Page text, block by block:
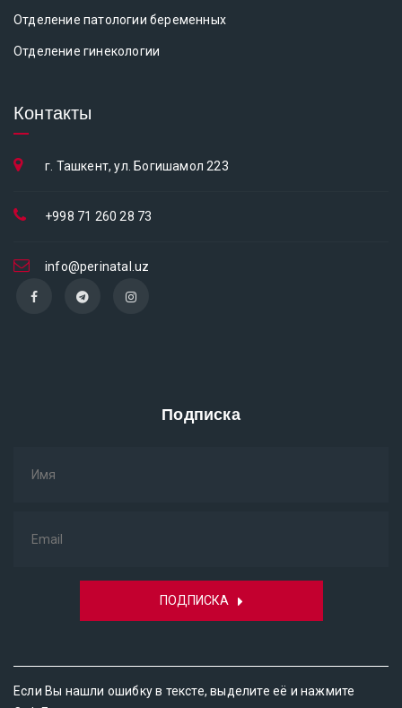
Отделение патологии беременных
Отделение гинекологии
Контакты
г. Ташкент, ул. Богишамол 223
+998 71 260 28 73
info@perinatal.uz
Подписка
ПОДПИСКА
Если Вы нашли ошибку в тексте, выделите её и нажмите